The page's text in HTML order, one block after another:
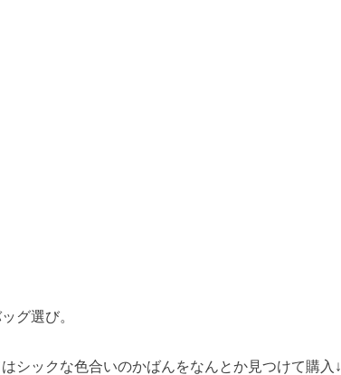
グ選び。
シックな色合いのかばんをなんとか見つけて購入↓